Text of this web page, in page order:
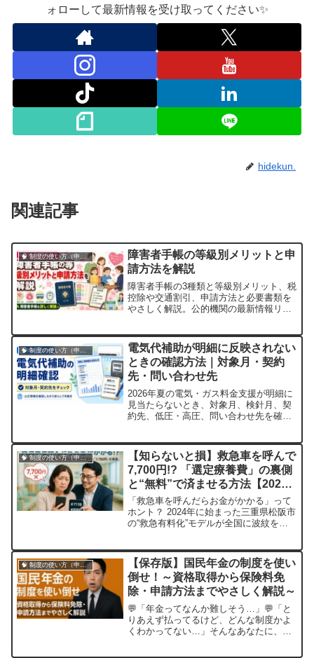
ォローして最新情報を受け取ってください✨
hidekun.
関連記事
🧠 制度の使い方（申請・相談など）
障害者手帳の等級別メリットと申
請方法を解説
障害者手帳の3種類と等級別メリット、税
控除や交通割引、申請方法と必要書類を
やさしく解説。公的機関の最新情報リン
電気代補助が明細に反映されない
ときの確認方法｜対象月・契約
先・問い合わせ先
2026年夏の電気・ガス料金支援が明細に
見当たらないとき、対象月、検針月、契
約先、低圧・高圧、問い合わせ先を確認
🧠 制度の使い方（申請・相談など）
【知らないと損】救急車を呼んで
7,700円!? 「選定療養費」の裏側
と“無料”で済ませる方法【2025
年最新版】
「救急車を呼んだらお金がかかる」って
ホント？ 2024年に始まった三重県松阪市
の“救急有料化”モデルが全国に波紋を広
対象者、そして7,700円を払わずに済む
「賢い救急利用術」を徹底解説。生活に
不安を抱えるあなたが知っておくべき、
いざという時の判断基準とセルフケアの
方法を分かりやすくご紹介します。
🧠 制度の使い方（申請・相談など）
【保存版】国民年金の制度を使い
倒せ！～資格取得から保険料免
除・申請方法までやさしく解説～
💬「年金ってなんか難しそう…」💬「と
りあえず払ってるけど、どんな制度かよ
くわかってない…」そんなあなたに、今